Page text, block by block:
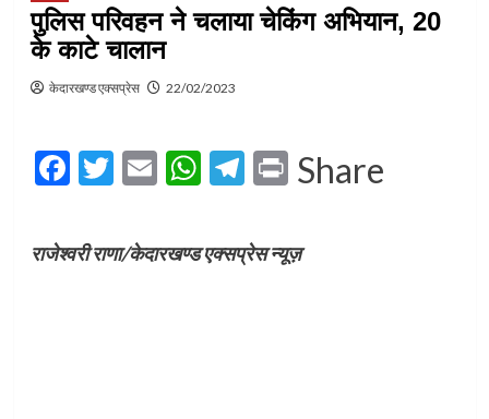
पुलिस परिवहन ने चलाया चेकिंग अभियान, 20
के काटे चालान
केदारखण्ड एक्सप्रेस 22/02/2023
Facebook
Twitter
EmailWhatsApp
Telegram
Print
Share
राजेश्वरी राणा/केदारखण्ड एक्सप्रेस न्यूज़